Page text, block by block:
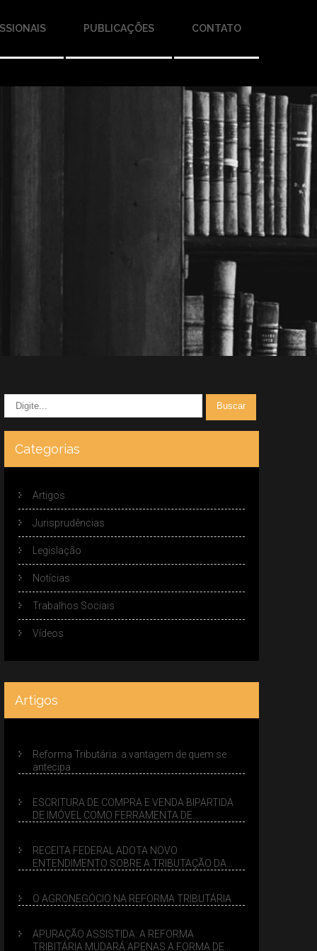
PUBLICAÇÕES CONTATO
Categorias
Artigos
Jurisprudências
Legislação
Notícias
Trabalhos Sociais
Vídeos
Artigos
Reforma Tributária: a vantagem de quem se
antecipa
ESCRITURA DE COMPRA E VENDA BIPARTIDA
DE IMÓVEL COMO FERRAMENTA DE
RECEITA FEDERAL ADOTA NOVO
ENTENDIMENTO SOBRE A TRIBUTAÇÃO DA
O AGRONEGÓCIO NA REFORMA TRIBUTÁRIA
APURAÇÃO ASSISTIDA: A REFORMA
TRIBITÁRIA MUDARÁ APENAS A FORMA DE